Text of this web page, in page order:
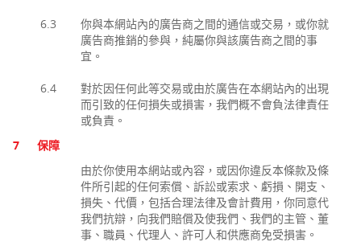
6.3
你與本網站內的廣告商之間的通信或交易，或你就
廣告商推銷的參與，純屬你與該廣告商之間的事
宜。
6.4
對於因任何此等交易或由於廣告在本網站內的出現
而引致的任何損失或損害，我們概不會負法律責任
或負責。
7
保障
由於你使用本網站或內容，或因你違反本條款及條
件所引起的任何索償、訴訟或索求、虧損、開支、
損失、代價，包括合理法律及會計費用，你同意代
我們抗辯，向我們賠償及使我們、我們的主管、董
事、職員、代理人、許可人和供應商免受損害。